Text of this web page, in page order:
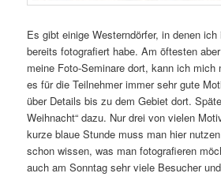
Es gibt einige Westerndörfer, in denen
bereits fotografiert habe. Am öftesten
meine Foto-Seminare dort, kann ich mich
es für die Teilnehmer immer sehr gute
über Details bis zu dem Gebiet dort.
Weihnacht“ dazu. Nur drei von vielen
kurze blaue Stunde muss man hier
schon wissen, was man fotografieren
auch am Sonntag sehr viele Besucher